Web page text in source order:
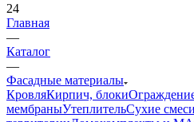
24
Главная
—
Каталог
—
Фасадные материалы
КровляКирпич, блоки
мембраныУтеплительСухие смеси